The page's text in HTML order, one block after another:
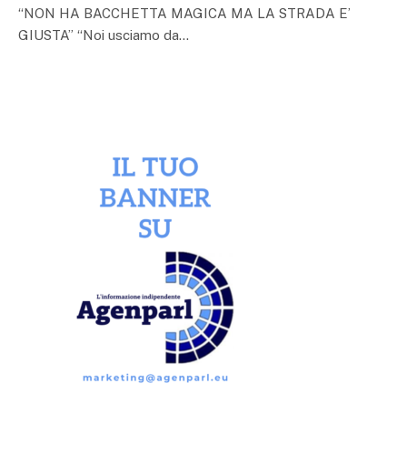
“NON HA BACCHETTA MAGICA MA LA STRADA E’
GIUSTA” “Noi usciamo da…